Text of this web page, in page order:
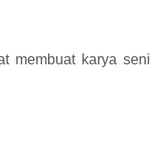
membuat karya seni